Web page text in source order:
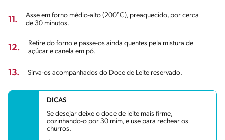
11.
Asse em forno médio-alto (200°C), preaquecido, por cerca
de 30 minutos.
12.
Retire do forno e passe-os ainda quentes pela mistura de
açúcar e canela em pó.
13. Sirva-os acompanhados do Doce de Leite reservado.
DICAS
Se desejar deixe o doce de leite mais firme,
cozinhando-o por 30 mim, e use para rechear os
churros.